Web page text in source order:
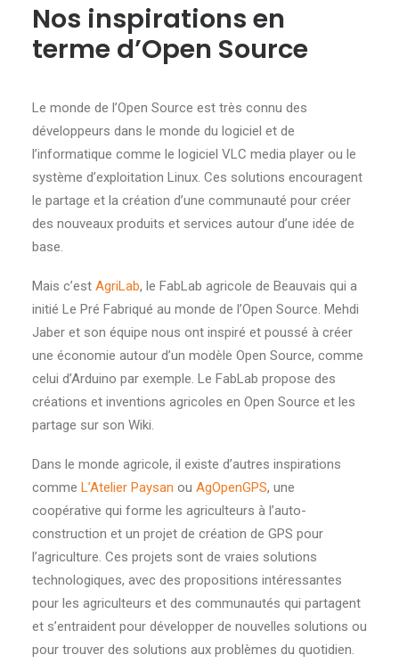
Nos inspirations en
terme d’Open Source
Le monde de l’Open Source est très connu des
développeurs dans le monde du logiciel et de
l’informatique comme le logiciel VLC media player ou le
système d’exploitation Linux. Ces solutions encouragent
le partage et la création d’une communauté pour créer
des nouveaux produits et services autour d’une idée de
base.
Mais c’est AgriLab, le FabLab agricole de Beauvais qui a
initié Le Pré Fabriqué au monde de l’Open Source. Mehdi
Jaber et son équipe nous ont inspiré et poussé à créer
une économie autour d’un modèle Open Source, comme
celui d’Arduino par exemple. Le FabLab propose des
créations et inventions agricoles en Open Source et les
partage sur son Wiki.
Dans le monde agricole, il existe d’autres inspirations
comme L’Atelier Paysan ou AgOpenGPS, une
coopérative qui forme les agriculteurs à l’auto-
construction et un projet de création de GPS pour
l’agriculture. Ces projets sont de vraies solutions
technologiques, avec des propositions intéressantes
pour les agriculteurs et des communautés qui partagent
et s’entraident pour développer de nouvelles solutions ou
pour trouver des solutions aux problèmes du quotidien.